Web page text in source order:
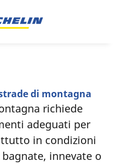
di montagna
richiede
adeguati per
in condizioni
innevate o